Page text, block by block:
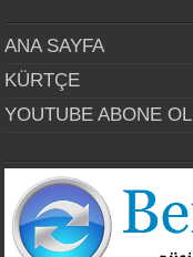
ANA SAYFA
KÜRTÇE
YOUTUBE ABONE OL